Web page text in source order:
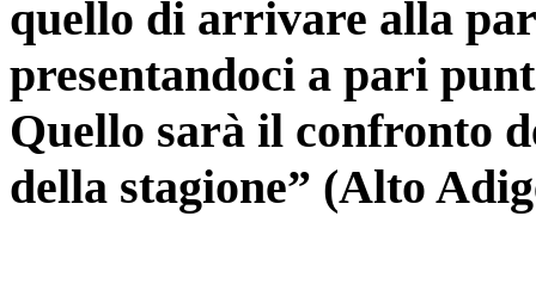
quello di arrivare alla
presentandoci a pari
Quello sarà il confronto
della stagione” (Alto